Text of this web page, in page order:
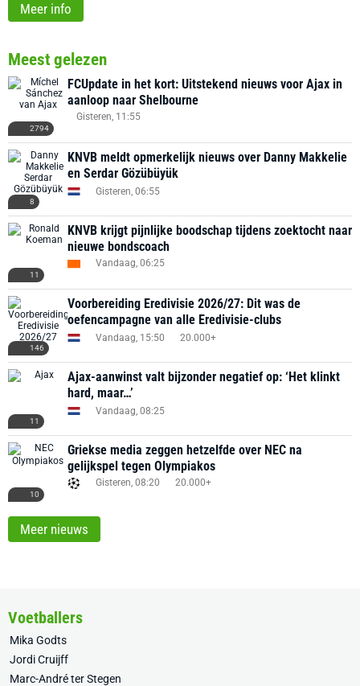
Meer info
Meest gelezen
2794
FCUpdate in het kort: Uitstekend nieuws voor Ajax in
aanloop naar Shelbourne
Gisteren, 11:55
8
KNVB meldt opmerkelijk nieuws over Danny Makkelie
en Serdar Gözübüyük
Gisteren, 06:55
11
KNVB krijgt pijnlijke boodschap tijdens zoektocht naar
nieuwe bondscoach
Vandaag, 06:25
146
Voorbereiding Eredivisie 2026/27: Dit was de
oefencampagne van alle Eredivisie-clubs
Vandaag, 15:50 20.000+
11
Ajax-aanwinst valt bijzonder negatief op: ‘Het klinkt
hard, maar…’
Vandaag, 08:25
10
Griekse media zeggen hetzelfde over NEC na
gelijkspel tegen Olympiakos
Gisteren, 08:20 20.000+
Meer nieuws
Voetballers
Mika Godts
Jordi Cruijff
Marc-André ter Stegen